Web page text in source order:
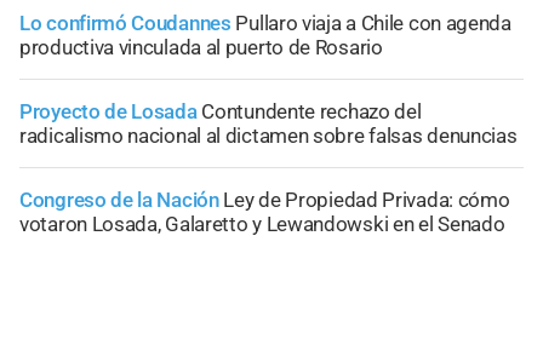
Lo confirmó Coudannes Pullaro viaja a Chile con agenda
productiva vinculada al puerto de Rosario
Proyecto de Losada Contundente rechazo del
radicalismo nacional al dictamen sobre falsas denuncias
Congreso de la Nación Ley de Propiedad Privada: cómo
votaron Losada, Galaretto y Lewandowski en el Senado